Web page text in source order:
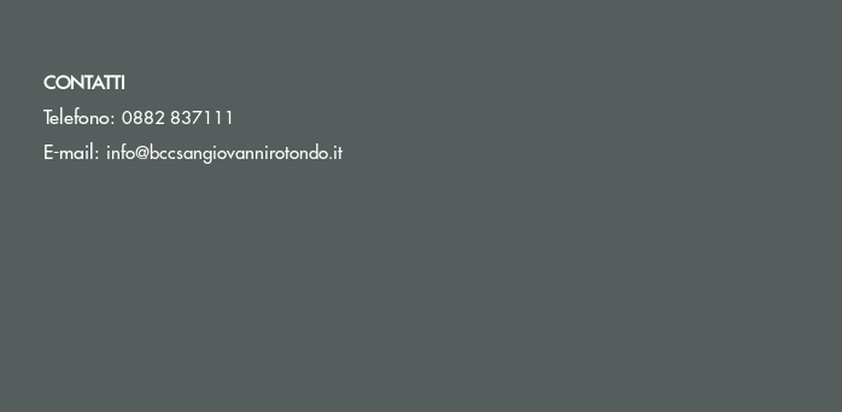
CONTATTI
Telefono: 0882 837111
E-mail: info@bccsangiovannirotondo.it(si apre l’app di posta elettronica)